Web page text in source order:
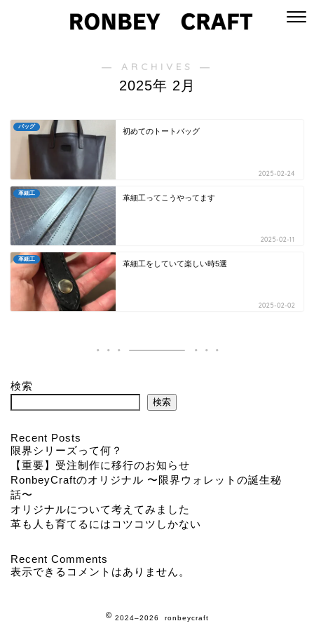
― ARCHIVES ―
2025年 2月
バッグ
初めてのトートバッグ
2025-02-24
革細工
革細工ってこうやってます
2025-02-11
革細工
革細工をしていて楽しい時5選
2025-02-02
検索
検索
Recent Posts
限界シリーズって何？
【重要】受注制作に移行のお知らせ
RonbeyCraftのオリジナル 〜限界ウォレットの誕生秘
話〜
オリジナルについて考えてみました
革も人も育てるにはコツコツしかない
Recent Comments
表示できるコメントはありません。
2024–2026 ronbeycraft